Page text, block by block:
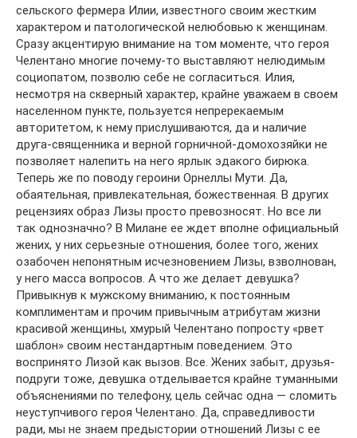
сельского фермера Илии, известного своим жестким
характером и патологической нелюбовью к женщинам.
Сразу акцентирую внимание на том моменте, что героя
Челентано многие почему-то выставляют нелюдимым
социопатом, позволю себе не согласиться. Илия,
несмотря на скверный характер, крайне уважаем в своем
населенном пункте, пользуется непререкаемым
авторитетом, к нему прислушиваются, да и наличие
друга-священника и верной горничной-домохозяйки не
позволяет налепить на него ярлык эдакого бирюка.
Теперь же по поводу героини Орнеллы Мути. Да,
обаятельная, привлекательная, божественная. В других
рецензиях образ Лизы просто превозносят. Но все ли
так однозначно? В Милане ее ждет вполне официальный
жених, у них серьезные отношения, более того, жених
озабочен непонятным исчезновением Лизы, взволнован,
у него масса вопросов. А что же делает девушка?
Привыкнув к мужскому вниманию, к постоянным
комплиментам и прочим привычным атрибутам жизни
красивой женщины, хмурый Челентано попросту «рвет
шаблон» своим нестандартным поведением. Это
воспринято Лизой как вызов. Все. Жених забыт, друзья-
подруги тоже, девушка отделывается крайне туманными
объяснениями по телефону, цель сейчас одна — сломить
неуступчивого героя Челентано. Да, справедливости
ради, мы не знаем предыстории отношений Лизы с ее